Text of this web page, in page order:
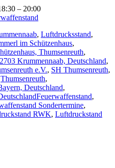
– 20:00
, Luftdrucksstand,
im Schützenhaus,
Thumsenreuth,
Krummennaab, Deutschland,
e.V., SH Thumsenreuth,
Thumsenreuth,
Deutschland,
Feuerwaffenstand,
Sondertermine,
RWK, Luftdruckstand